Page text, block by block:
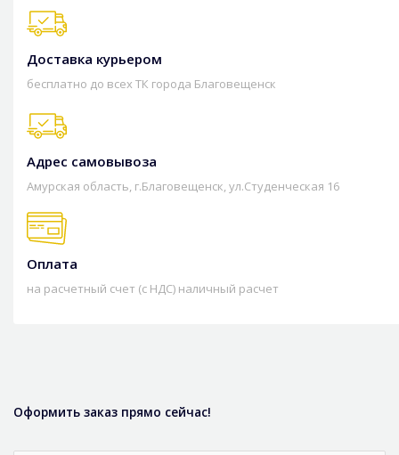
Доставка курьером
бесплатно до всех ТК города Благовещенск
Адрес самовывоза
Амурская область, г.Благовещенск, ул.Студенческая 16
Оплата
на расчетный счет (с НДС) наличный расчет
Оформить заказ прямо сейчас!